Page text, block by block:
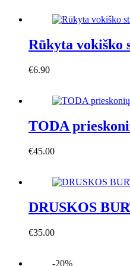
page
has
variants.
The
on
product
Rūkyta vokiško
€6.90
TODA
€45.00
DRUSKOS
€35.00
-20%